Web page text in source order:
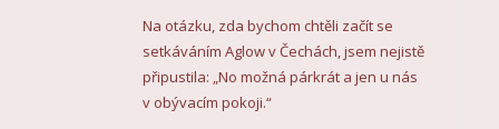
Na otázku, zda bychom chtěli začít se
setkáváním Aglow v Čechách, jsem nejistě
připustila: „No možná párkrát a jen u nás
v obývacím pokoji.“